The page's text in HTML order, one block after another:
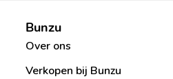
Bunzu
Over ons
Verkopen bij Bunzu